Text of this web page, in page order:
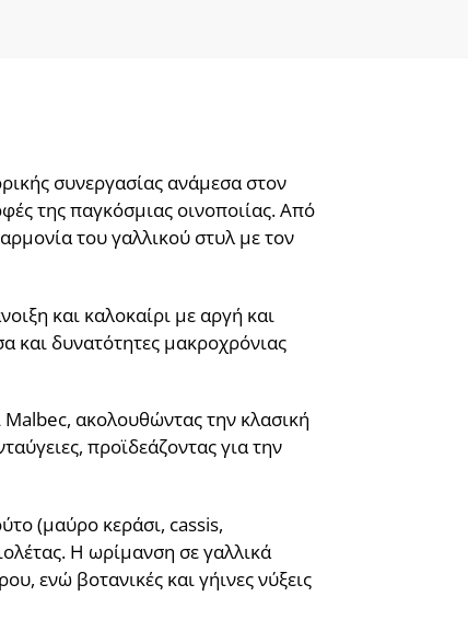
συνεργασίας ανάμεσα στον
της παγκόσμιας οινοποιίας. Από
του γαλλικού στυλ με τον
και καλοκαίρι με αργή και
και δυνατότητες μακροχρόνιας
ακολουθώντας την κλασική
προϊδεάζοντας για την
(μαύρο κεράσι, cassis,
Η ωρίμανση σε γαλλικά
ενώ βοτανικές και γήινες νύξεις